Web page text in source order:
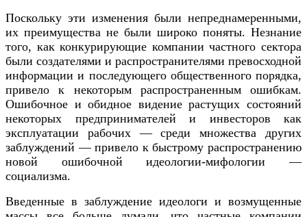
Поскольку эти изменения были непреднамеренными,
их преимущества не были широко поняты. Незнание
того, как конкурирующие компании частного сектора
были создателями и распространителями превосходной
информации и последующего общественного порядка,
привело к некоторым распространенным ошибкам.
Ошибочное и обидное видение растущих состояний
некоторых предпринимателей и инвесторов как
эксплуатации рабочих — среди множества других
заблуждений — привело к быстрому распространению
новой ошибочной идеологии-мифологии —
социализма.
Введенные в заблуждение идеологи и возмущенные